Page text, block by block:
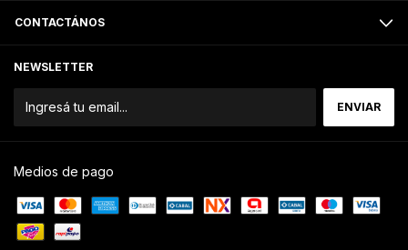
CONTACTÁNOS
NEWSLETTER
Medios de pago